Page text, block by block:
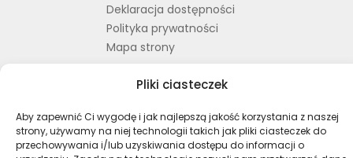
Pliki ciasteczek
Aby zapewnić Ci wygodę i jak najlepszą jakość korzystania z naszej
strony, używamy na niej technologii takich jak pliki ciasteczek do
przechowywania i/lub uzyskiwania dostępu do informacji o
Deklaracja dostępności
Polityka prywatności
Mapa strony